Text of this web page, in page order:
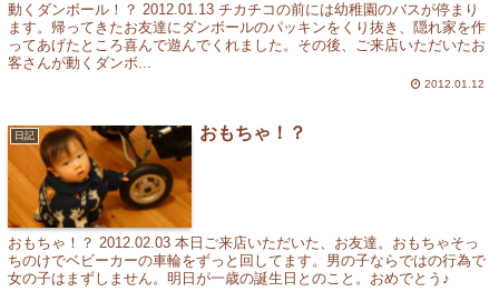
動くダンボール！？ 2012.01.13 チカチコの前には幼稚園のバスが停まり
ます。帰ってきたお友達にダンボールのパッキンをくり抜き、隠れ家を作
ってあげたところ喜んで遊んでくれました。その後、ご来店いただいたお
客さんが動くダンボ...
2012.01.12
日記 おもちゃ！？
おもちゃ！？ 2012.02.03 本日ご来店いただいた、お友達。おもちゃそっ
ちのけでベビーカーの車輪をずっと回してます。男の子ならではの行為で
女の子はまずしません。明日が一歳の誕生日とのこと。おめでとう♪